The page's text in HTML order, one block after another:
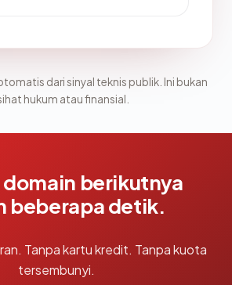
dari sinyal teknis publik. Ini bukan
hukum atau finansial.
domain berikutnya
beberapa detik.
Tanpa kartu kredit. Tanpa kuota
tersembunyi.